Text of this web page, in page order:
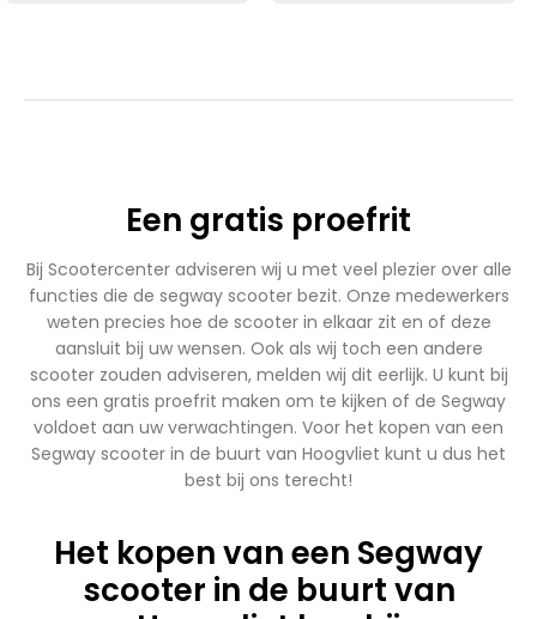
Een gratis proefrit
Bij Scootercenter adviseren wij u met veel plezier over alle
functies die de segway scooter bezit. Onze medewerkers
weten precies hoe de scooter in elkaar zit en of deze
aansluit bij uw wensen. Ook als wij toch een andere
scooter zouden adviseren, melden wij dit eerlijk. U kunt bij
ons een gratis proefrit maken om te kijken of de Segway
voldoet aan uw verwachtingen. Voor het kopen van een
Segway scooter in de buurt van Hoogvliet kunt u dus het
best bij ons terecht!
Het kopen van een Segway
scooter in de buurt van